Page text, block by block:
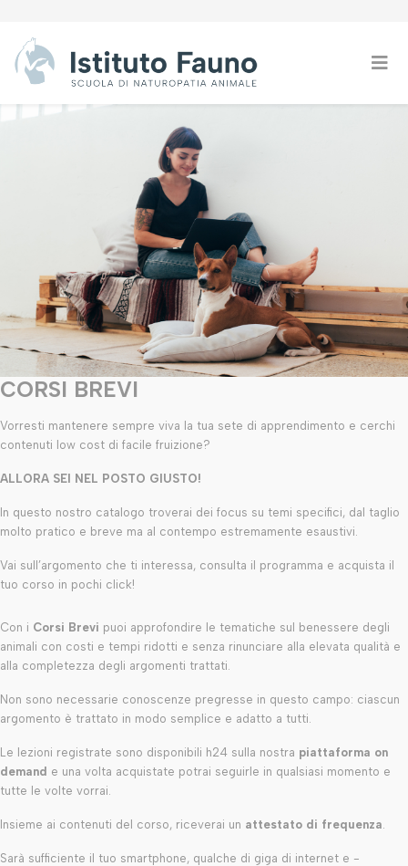
CORSI BREVI
Vorresti mantenere sempre viva la tua sete di apprendimento e cerchi
contenuti low cost di facile fruizione?
ALLORA SEI NEL POSTO GIUSTO!
In questo nostro catalogo troverai dei focus su temi specifici, dal taglio
molto pratico e breve ma al contempo estremamente esaustivi.
Vai sull’argomento che ti interessa, consulta il programma e acquista il
tuo corso in pochi click!
Con i Corsi Brevi puoi approfondire le tematiche sul benessere degli
animali con costi e tempi ridotti e senza rinunciare alla elevata qualità e
alla completezza degli argomenti trattati.
Non sono necessarie conoscenze pregresse in questo campo: ciascun
argomento è trattato in modo semplice e adatto a tutti.
Le lezioni registrate sono disponibili h24 sulla nostra piattaforma on
demand e una volta acquistate potrai seguirle in qualsiasi momento e
tutte le volte vorrai.
Insieme ai contenuti del corso, riceverai un attestato di frequenza
Sarà sufficiente il tuo smartphone, qualche di giga di internet e -